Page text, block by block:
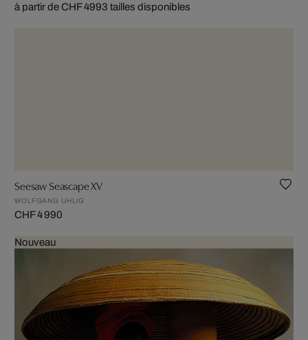
à partir de CHF 4993 tailles disponibles
Seesaw Seascape XV
WOLFGANG UHLIG
CHF 4 990
Nouveau